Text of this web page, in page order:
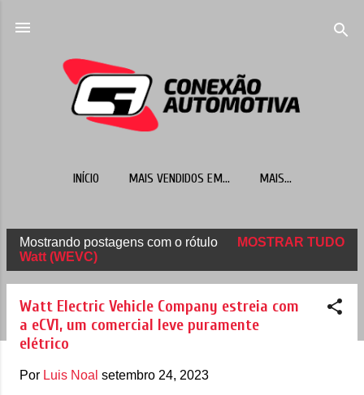
INÍCIO MAIS VENDIDOS EM... MAIS…
o
Mostrando postagens com o rótulo
Watt (WEVC)
MOSTRAR TUDO
Watt Electric Vehicle Company estreia com
a eCV1, um comercial leve puramente
elétrico
Por Luis Noal setembro 24, 2023